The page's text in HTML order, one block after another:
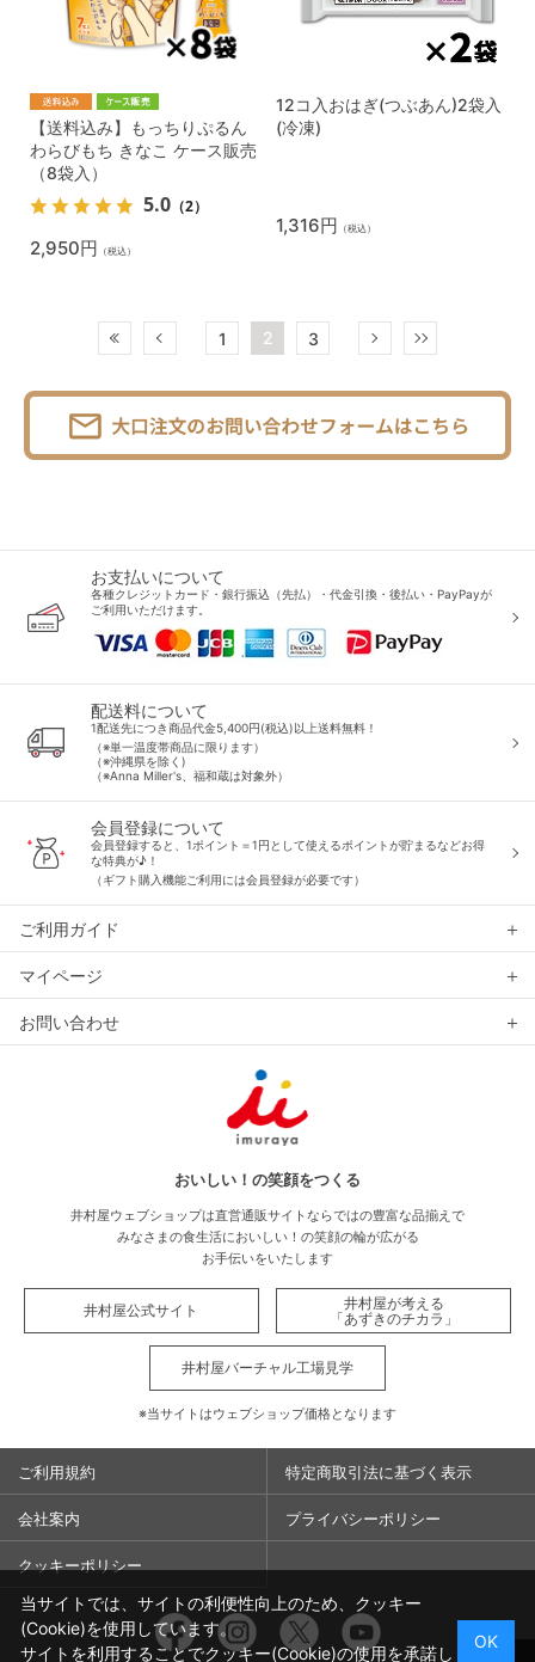
【送料込み】もっちりぷるん
わらびもち きなこ ケース販売
（8袋入）
5.0 （2）
2,950円 （税込）
12コ入おはぎ(つぶあん)2袋入
(冷凍)
1,316円 （税込）
1 2 3
お支払いについて
各種クレジットカード・銀行振込（先払）・代金引換・後払い・PayPayが
ご利用いただけます。
配送料について
1配送先につき商品代金5,400円(税込)以上送料無料！
（※単一温度帯商品に限ります）
（※沖縄県を除く)
（※Anna Miller's、福和蔵は対象外）
会員登録について
会員登録すると、1ポイント＝1円として使えるポイントが貯まるなどお得
な特典が♪！
（ギフト購入機能ご利用には会員登録が必要です）
ご利用ガイド
マイページ
お問い合わせ
おいしい！の笑顔をつくる
井村屋ウェブショップは直営通販サイトならではの豊富な品揃えで
みなさまの食生活においしい！の笑顔の輪が広がる
お手伝いをいたします
井村屋公式サイト
井村屋が考える
「あずきのチカラ」
井村屋バーチャル工場見学
※当サイトはウェブショップ価格となります
ご利用規約 特定商取引法に基づく表示
会社案内 プライバシーポリシー
クッキーポリシー
FacebookInstagramTwitter
当サイトでは、サイトの利便性向上のため、クッキー
(Cookie)を使用しています。
サイトを利用することでクッキー(Cookie)の使用を承諾し
OK